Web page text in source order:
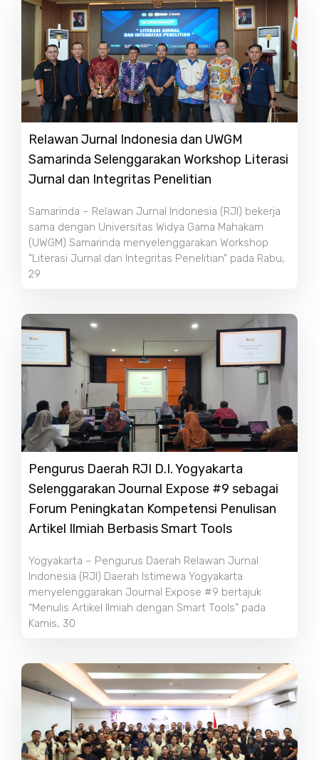
Relawan Jurnal Indonesia dan UWGM
Samarinda Selenggarakan Workshop Literasi
Jurnal dan Integritas Penelitian
Samarinda – Relawan Jurnal Indonesia (RJI) bekerja
sama dengan Universitas Widya Gama Mahakam
(UWGM) Samarinda menyelenggarakan Workshop
“Literasi Jurnal dan Integritas Penelitian” pada Rabu,
29
Pengurus Daerah RJI D.I. Yogyakarta
Selenggarakan Journal Expose #9 sebagai
Forum Peningkatan Kompetensi Penulisan
Artikel Ilmiah Berbasis Smart Tools
Yogyakarta – Pengurus Daerah Relawan Jurnal
Indonesia (RJI) Daerah Istimewa Yogyakarta
menyelenggarakan Journal Expose #9 bertajuk
“Menulis Artikel Ilmiah dengan Smart Tools” pada
Kamis, 30